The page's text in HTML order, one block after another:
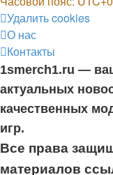
Удалить cookies
О нас
Контакты
1smerch1.ru —
актуальных
качественных
игр.
Все права
материалов